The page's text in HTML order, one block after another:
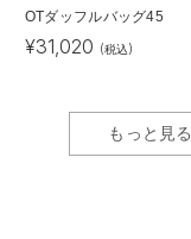
OTダッフルバッグ45
¥31,020 (税込)
もっと見る